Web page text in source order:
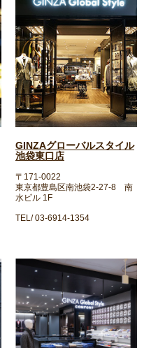
GINZAグローバルスタイル
池袋東口店
〒171-0022
東京都豊島区南池袋2-27-8 南
水ビル 1F
TEL/ 03-6914-1354